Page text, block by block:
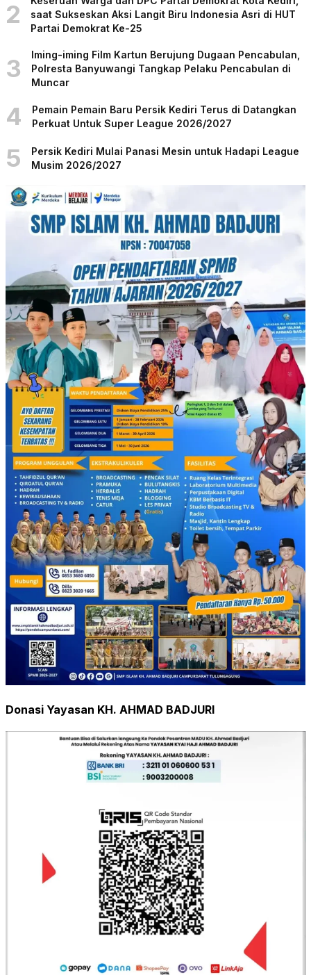
2
saat Sukseskan Aksi Langit Biru Indonesia Asri di HUT
Partai Demokrat Ke-25
3
Iming-iming Film Kartun Berujung Dugaan Pencabulan,
Polresta Banyuwangi Tangkap Pelaku Pencabulan di
Muncar
4
Pemain Pemain Baru Persik Kediri Terus di Datangkan
Perkuat Untuk Super League 2026/2027
5
Persik Kediri Mulai Panasi Mesin untuk Hadapi League
Musim 2026/2027
Donasi Yayasan KH. AHMAD BADJURI